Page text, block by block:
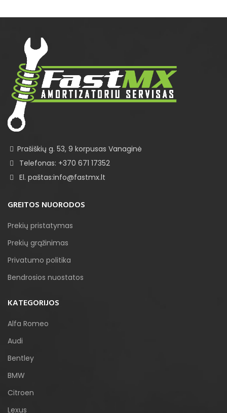
Prašiškių g. 53, 9 korpusas Vanaginė
Telefonas: +370 671 17352
El. paštas:info@fastmx.lt
GREITOS NUORODOS
Prekių pristatymas
Prekių grąžinimas
Privatumo politika
Bendrosios nuostatos
KATEGORIJOS
Alfa Romeo
Audi
Bentley
BMW
Citroen
Lexus